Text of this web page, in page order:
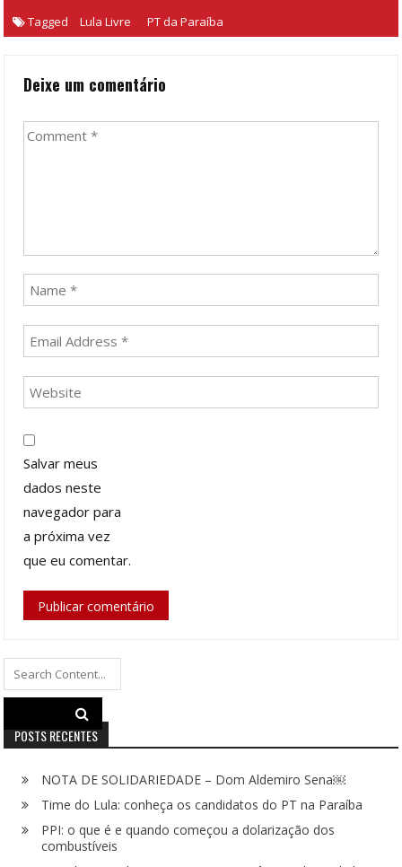
Tagged Lula Livre PT da Paraíba
Deixe um comentário
Salvar meus
dados neste
navegador para
a próxima vez
que eu comentar.
Search
for:
POSTS RECENTES
NOTA DE SOLIDARIEDADE – Dom Aldemiro Sena￼
Time do Lula: conheça os candidatos do PT na Paraíba
PPI: o que é e quando começou a dolarização dos
combustíveis